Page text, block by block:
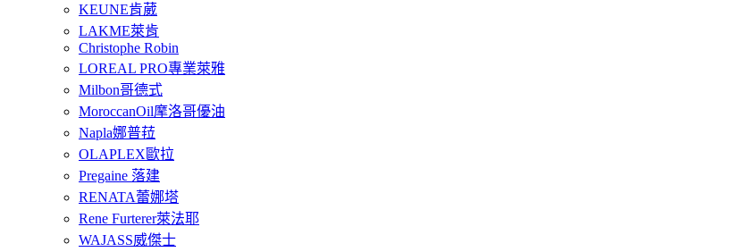
KEUNE肯葳
LAKME萊肯
Christophe Robin
LOREAL PRO專業萊雅
Milbon哥德式
MoroccanOil摩洛哥優油
Napla娜普菈
OLAPLEX歐拉
Pregaine 落建
RENATA蕾娜塔
Rene Furterer萊法耶
WAJASS威傑士